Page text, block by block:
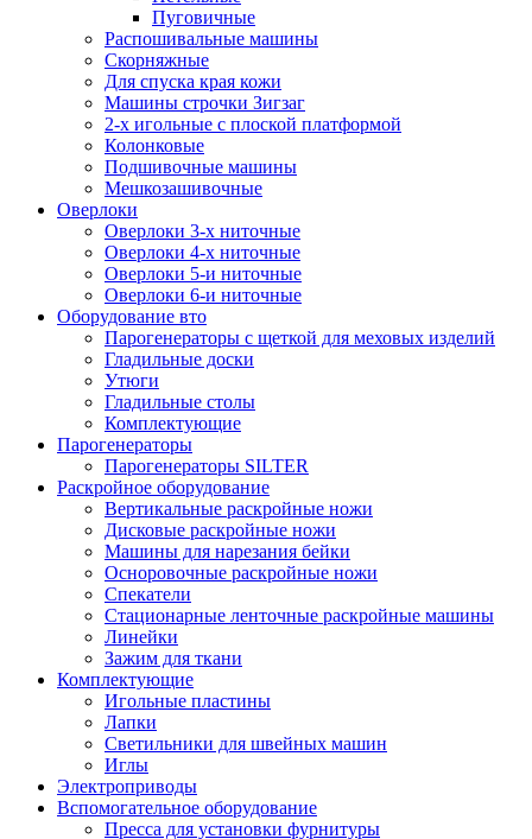
Пуговичные
Распошивальные машины
Скорняжные
Для спуска края кожи
Машины строчки Зигзаг
2-х игольные с плоской платформой
Колонковые
Подшивочные машины
Мешкозашивочные
Оверлоки
Оверлоки 3-х ниточные
Оверлоки 4-х ниточные
Оверлоки 5-и ниточные
Оверлоки 6-и ниточные
Оборудование вто
Парогенераторы с щеткой для меховых изделий
Гладильные доски
Утюги
Гладильные столы
Комплектующие
Парогенераторы
Парогенераторы SILTER
Раскройное оборудование
Вертикальные раскройные ножи
Дисковые раскройные ножи
Машины для нарезания бейки
Осноровочные раскройные ножи
Спекатели
Стационарные ленточные раскройные машины
Линейки
Зажим для ткани
Комплектующие
Игольные пластины
Лапки
Светильники для швейных машин
Иглы
Электроприводы
Вспомогательное оборудование
Пресса для установки фурнитуры